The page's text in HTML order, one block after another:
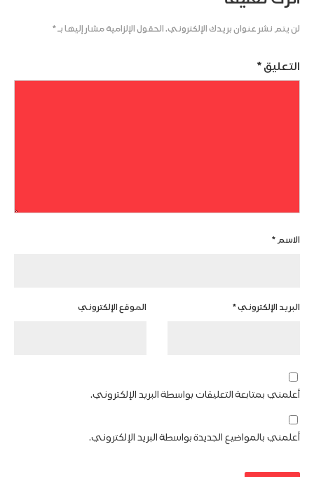
لن يتم نشر عنوان بريدك الإلكتروني. الحقول الإلزامية مشار إليها بـ*
التعليق *
الاسم*
البريد الإلكتروني* الموقع الإلكتروني
أعلمني بمتابعة التعليقات بواسطة البريد الإلكتروني.
أعلمني بالمواضيع الجديدة بواسطة البريد الإلكتروني.